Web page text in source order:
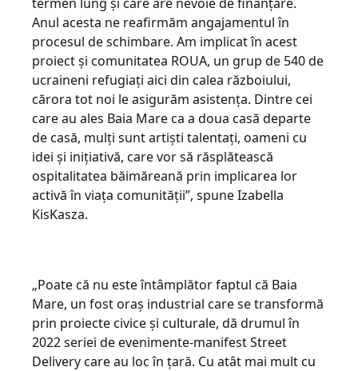
Anul acesta ne reafirmăm angajamentul în
procesul de schimbare. Am implicat în acest
proiect și comunitatea ROUA, un grup de 540 de
ucraineni refugiați aici din calea războiului,
cărora tot noi le asigurăm asistența. Dintre cei
care au ales Baia Mare ca a doua casă departe
de casă, mulți sunt artiști talentați, oameni cu
idei și inițiativă, care vor să răsplătească
ospitalitatea băimăreană prin implicarea lor
activă în viața comunității”, spune Izabella
KisKasza.
„Poate că nu este întâmplător faptul că Baia
Mare, un fost oraș industrial care se transformă
prin proiecte civice și culturale, dă drumul în
2022 seriei de evenimente-manifest Street
Delivery care au loc în țară. Cu atât mai mult cu